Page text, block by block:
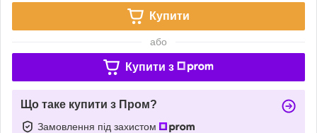
Купити
або
Купити з
Що таке купити з Пром?
Замовлення під захистом